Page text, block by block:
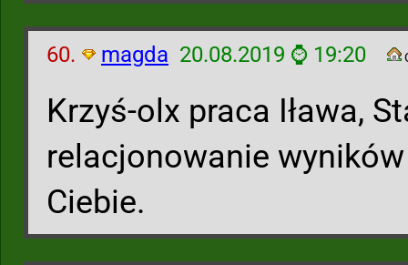
60. magda 20.08.2019 ⌚ 19:20
Krzyś-olx praca Iława,
relacjonowanie
Ciebie.